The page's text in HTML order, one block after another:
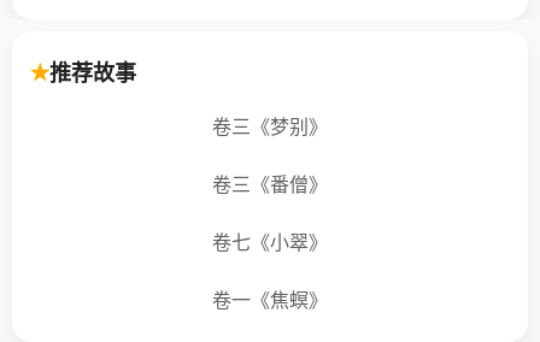
推荐故事
卷三《梦别》
卷三《番僧》
卷七《小翠》
卷一《焦螟》